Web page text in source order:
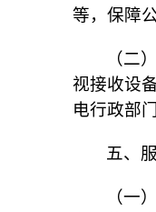
等，保障
（二
视接收设
电行政部
五、
（一